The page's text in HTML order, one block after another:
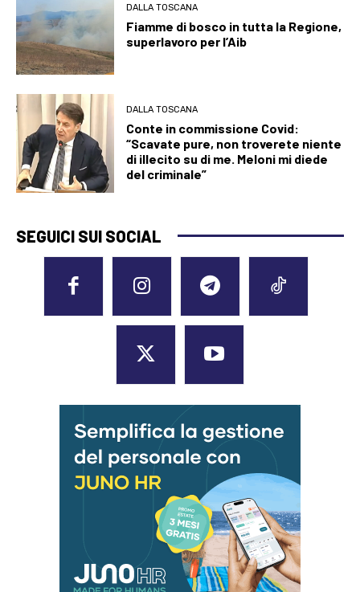
DALLA TOSCANA
Fiamme di bosco in tutta la Regione,
superlavoro per l’Aib
DALLA TOSCANA
Conte in commissione Covid:
“Scavate pure, non troverete niente
di illecito su di me. Meloni mi diede
del criminale”
SEGUICI SUI SOCIAL